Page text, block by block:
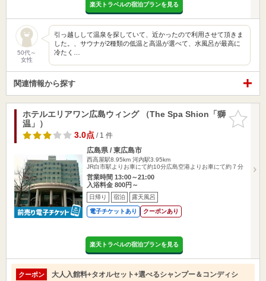
楽天トラベルの宿泊プランを見る
50代～
女性
引っ越しして温泉を探していて、近かったので利用させて頂きま
した。、サウナが2種類の低温と高温が選べて、水風呂が最高に
冷たく…
関連情報から探す
お気に入
りに追加
ホテルエリアワン広島ウィング （The Spa Shion「獅
温」）
3.0点/ 1 件
広島県 / 東広島市
西高屋駅8.95km 河内駅3.95km
JR白市駅よりお車にて約10分広島空港よりお車にて約７分
営業時間 13:00～21:00
入浴料金 800円～
日帰り 宿泊 露天風呂
電子チケットあり クーポンあり
楽天トラベルの宿泊プランを見る
クーポン
大人入館料+タオルセット+選べるシャンプー＆コンディシ